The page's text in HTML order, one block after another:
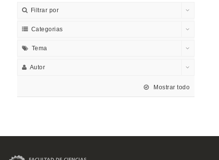
Filtrar por
Categorias
Tema
Autor
Mostrar todo